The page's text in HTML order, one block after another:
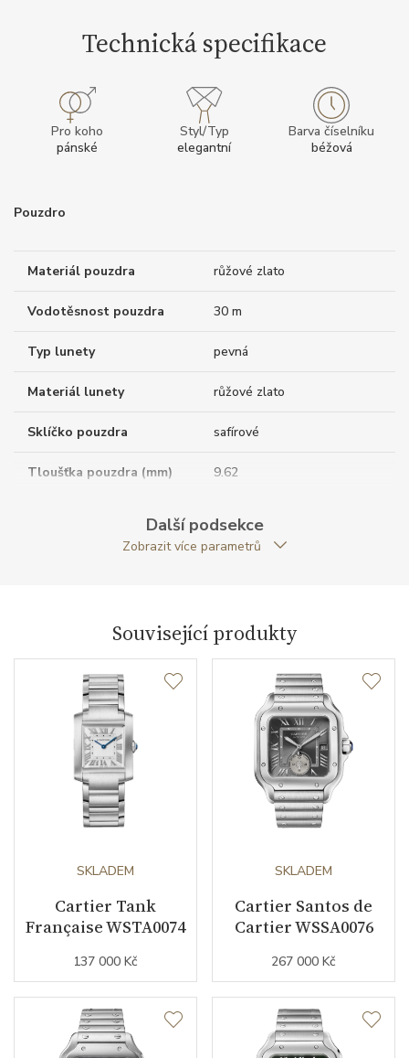
Technická specifikace
Pro koho
pánské
Styl/Typ
elegantní
Barva číselníku
béžová
Pouzdro
Materiál pouzdra růžové zlato
Vodotěsnost pouzdra 30 m
Typ lunety pevná
Materiál lunety růžové zlato
Sklíčko pouzdra safírové
Tloušťka pouzdra (mm) 9.62
kulatý
Průměr pouzdra (mm) 40.60
Typ strojku 1847 MC Cartier
Rezerva chodu strojku
Kalibr strojku automatický nátah
Kameny strojku
Kyvy strojku 28800
Datumovka
Další podsekce
Zobrazit více parametrů
Související produkty
SKLADEM
Cartier Tank
Française WSTA0074
137 000 Kč
SKLADEM
Cartier Santos de
Cartier WSSA0076
267 000 Kč